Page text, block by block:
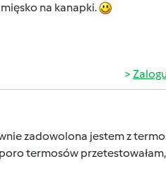
na kanapki.
zadowolona jestem z
termosów